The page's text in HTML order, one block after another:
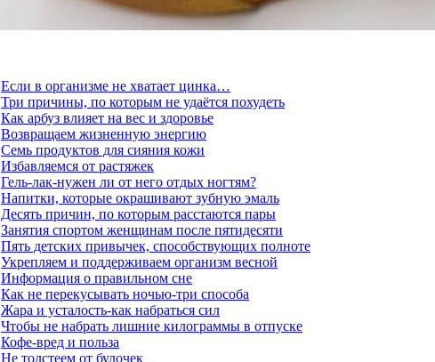
Если в организме не хватает цинка…
Три причины, по которым не удаётся похудеть
Как арбуз влияет на вес и здоровье
Возвращаем жизненную энергию
Семь продуктов для сияния кожи
Избавляемся от растяжек
Гель-лак-нужен ли от него отдых ногтям?
Напитки, которые окрашивают зубную эмаль
Десять причин, по которым расстаются пары
Занятия спортом женщинам после пятидесяти
Пять детских привычек, способствующих полноте
Укрепляем и поддерживаем организм весной
Информация о правильном сне
Как не перекусывать ночью-три способа
Жара и усталость-как набраться сил
Чтобы не набрать лишние килограммы в отпуске
Кофе-вред и польза
Не толстеем от булочек